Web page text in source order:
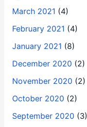
March 2021 (4)
February 2021 (4)
January 2021 (8)
December 2020 (2)
November 2020 (2)
October 2020 (2)
September 2020 (3)